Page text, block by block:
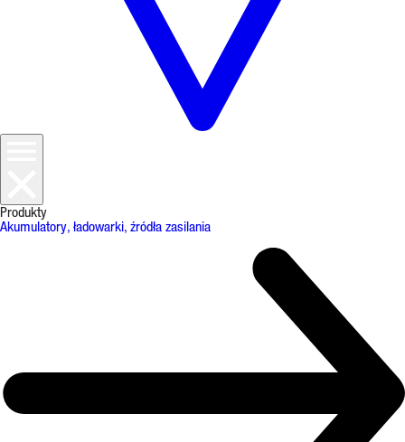
Produkty
Akumulatory, ładowarki, źródła zasilania